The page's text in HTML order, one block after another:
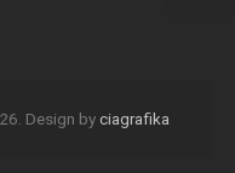
Design byciagrafika